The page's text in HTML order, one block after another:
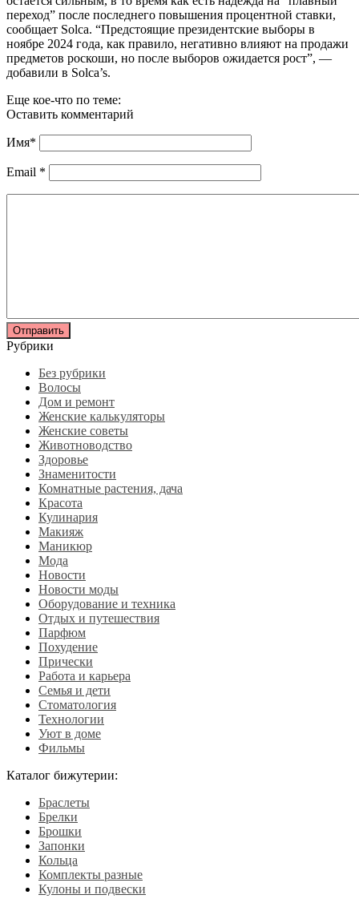
переход” после последнего повышения процентной ставки,
сообщает Solca. “Предстоящие президентские выборы в
ноябре 2024 года, как правило, негативно влияют на продажи
предметов роскоши, но после выборов ожидается рост”, —
добавили в Solca’s.
Еще кое-что по теме:
Оставить комментарий
Имя*
Email *
Рубрики
Без рубрики
Волосы
Дом и ремонт
Женские калькуляторы
Женские советы
Животноводство
Здоровье
Знаменитости
Комнатные растения, дача
Красота
Кулинария
Макияж
Маникюр
Мода
Новости
Новости моды
Оборудование и техника
Отдых и путешествия
Парфюм
Похудение
Прически
Работа и карьера
Семья и дети
Стоматология
Технологии
Уют в доме
Фильмы
Каталог бижутерии:
Браслеты
Брелки
Брошки
Запонки
Кольца
Комплекты разные
Кулоны и подвески